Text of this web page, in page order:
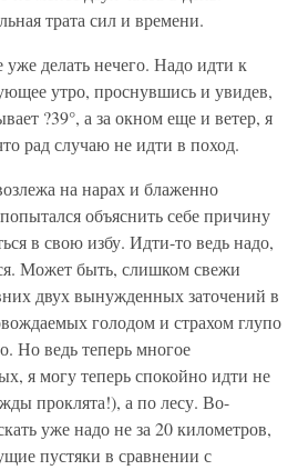
трата сил и времени.
делать нечего. Надо идти к
утро, проснувшись и увидев,
?39°, а за окном еще и ветер, я
рад случаю не идти в поход.
на нарах и блаженно
объяснить себе причину
в свою избу. Идти-то ведь надо,
Может быть, слишком свежи
двух вынужденных заточений в
голодом и страхом глупо
Но ведь теперь многое
я могу теперь спокойно идти не
проклята!), а по лесу. Во-
уже надо не за 20 километров,
пустяки в сравнении с